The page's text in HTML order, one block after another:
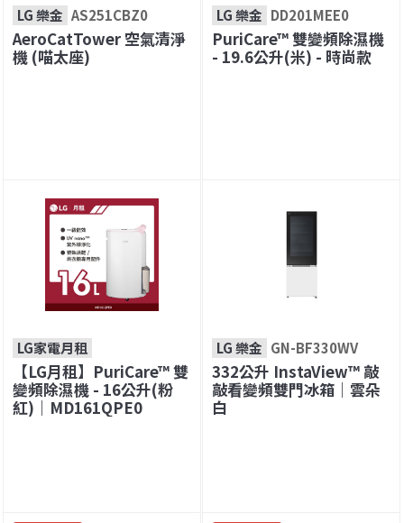
LG 樂金 AS251CBZ0
AeroCatTower 空氣清淨
機 (喵太座)
LG 樂金 DD201MEE0
PuriCare™ 雙變頻除濕機
- 19.6公升(米) - 時尚款
LG家電月租
【LG月租】PuriCare™ 雙
變頻除濕機 - 16公升(粉
紅)｜MD161QPE0
LG 樂金 GN-BF330WV
332公升 InstaView™ 敲
敲看變頻雙門冰箱｜雲朵
白